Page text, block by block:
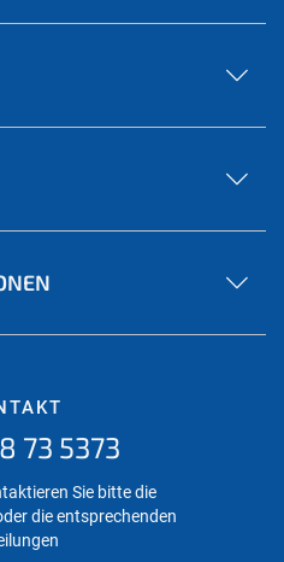
73 5373
Sie bitte die
die entsprechenden